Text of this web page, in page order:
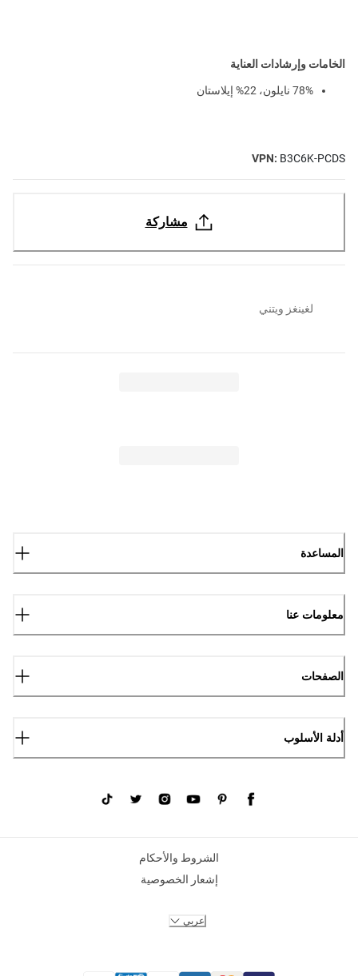
الخامات وإرشادات العناية
78% نايلون، 22% إيلاستان
VPN: B3C6K-PCDS
مشاركة
لغينغز ويتني
المساعدة
معلومات عنا
الصفحات
أدلة الأسلوب
الشروط والأحكام
إشعار الخصوصية
عربي